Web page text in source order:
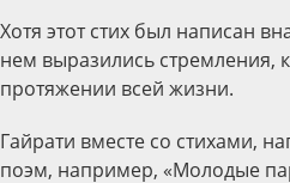
Хотя этот стих был написан
нем выразились стремления,
протяжении всей жизни.
Гайрати вместе со стихами,
поэм, например, «Молодые